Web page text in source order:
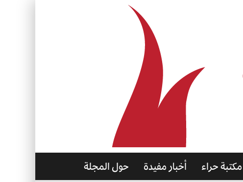
مكتبة حراء أخبار مفيدة حول المجلة